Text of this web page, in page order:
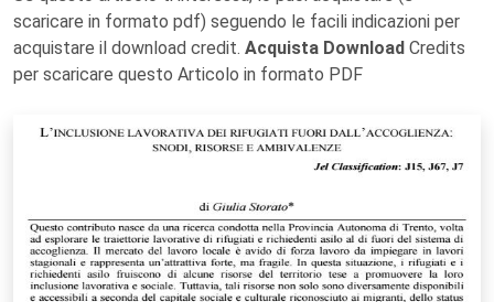
scaricare in formato pdf) seguendo le facili indicazioni per
acquistare il download credit. Acquista Download Credits
per scaricare questo Articolo in formato PDF